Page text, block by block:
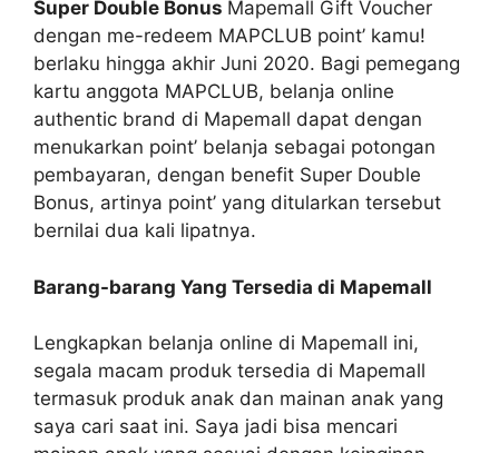
Super Double Bonus Mapemall Gift Voucher
dengan me-redeem MAPCLUB point’ kamu!
berlaku hingga akhir Juni 2020. Bagi pemegang
kartu anggota MAPCLUB, belanja online
authentic brand di Mapemall dapat dengan
menukarkan point’ belanja sebagai potongan
pembayaran, dengan benefit Super Double
Bonus, artinya point’ yang ditularkan tersebut
bernilai dua kali lipatnya.
Barang-barang Yang Tersedia di Mapemall
Lengkapkan belanja online di Mapemall ini,
segala macam produk tersedia di Mapemall
termasuk produk anak dan mainan anak yang
saya cari saat ini. Saya jadi bisa mencari